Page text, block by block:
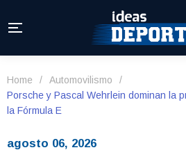
Home / Automovilismo
/
Porsche y Pascal Wehrlein dominan la
la Fórmula E
agosto 06, 2026